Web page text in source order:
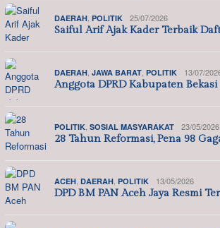
DAERAH POLITIK 25/07/2026
Saiful Arif Ajak Kader Terbaik
DAERAH JAWA BARAT POLITIK 13/07/
Anggota DPRD Kabupaten
POLITIK SOSIAL MASYARAKAT 23/05/2026
28 Tahun Reformasi, Pena 98
ACEH DAERAH POLITIK 13/05/2026
DPD BM PAN Aceh Jaya Resmi